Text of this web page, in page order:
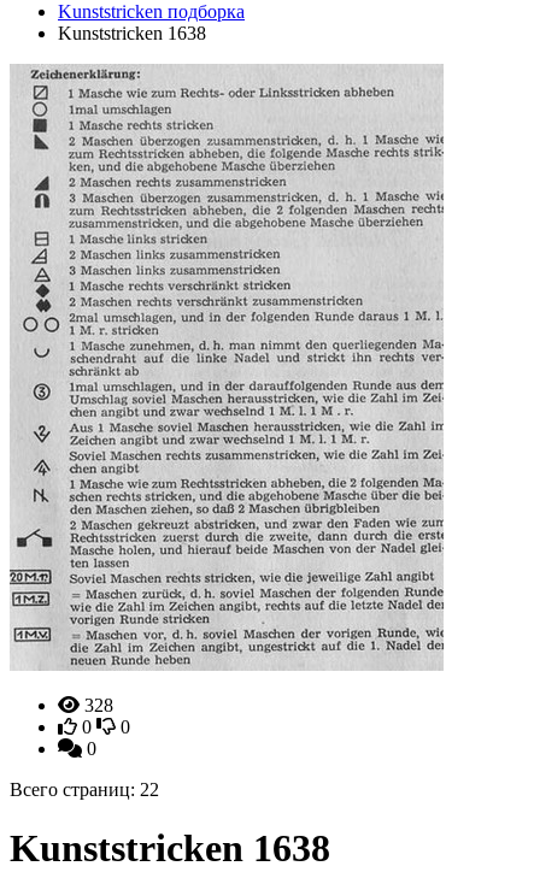
Kunststricken подборка
Kunststricken 1638
328
0
0
0
Всего страниц: 22
Kunststricken 1638